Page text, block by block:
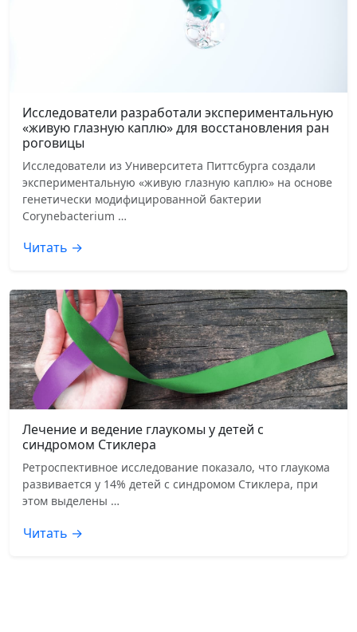
Исследователи разработали экспериментальную
«живую глазную каплю» для восстановления ран
роговицы
Исследователи из Университета Питтсбурга создали
экспериментальную «живую глазную каплю» на основе
генетически модифицированной бактерии
Corynebacterium …
Читать →
Лечение и ведение глаукомы у детей с
синдромом Стиклера
Ретроспективное исследование показало, что глаукома
развивается у 14% детей с синдромом Стиклера, при
этом выделены …
Читать →